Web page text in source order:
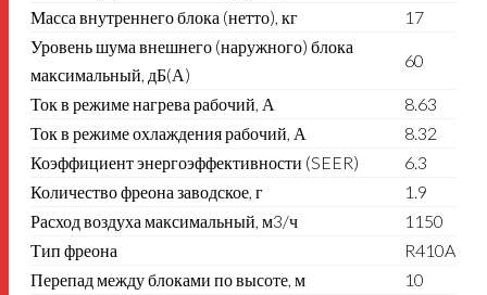
Масса внутреннего блока (нетто), кг
17
Уровень шума внешнего (наружного) блока
максимальный, дБ(А)
60
Ток в режиме нагрева рабочий, А
8.63
Ток в режиме охлаждения рабочий, А
8.32
Коэффициент энергоэффективности (SEER)
6.3
Количество фреона заводское, г
1.9
Расход воздуха максимальный, м3/ч
1150
Тип фреона
R410A
Перепад между блоками по высоте, м
10